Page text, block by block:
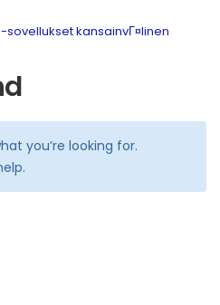
kansainvГ¤linen
you’re looking for.